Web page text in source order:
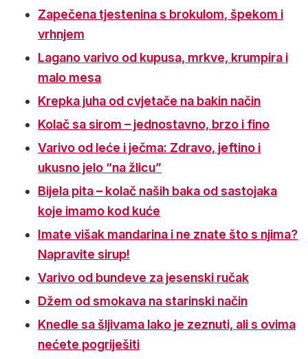
Zapečena tjestenina s brokulom, špekom i
vrhnjem
Lagano varivo od kupusa, mrkve, krumpira i
malo mesa
Krepka juha od cvjetače na bakin način
Kolač sa sirom – jednostavno, brzo i fino
Varivo od leće i ječma: Zdravo, jeftino i
ukusno jelo “na žlicu”
Bijela pita – kolač naših baka od sastojaka
koje imamo kod kuće
Imate višak mandarina i ne znate što s njima?
Napravite sirup!
Varivo od bundeve za jesenski ručak
Džem od smokava na starinski način
Knedle sa šljivama lako je zeznuti, ali s ovima
nećete pogriješiti